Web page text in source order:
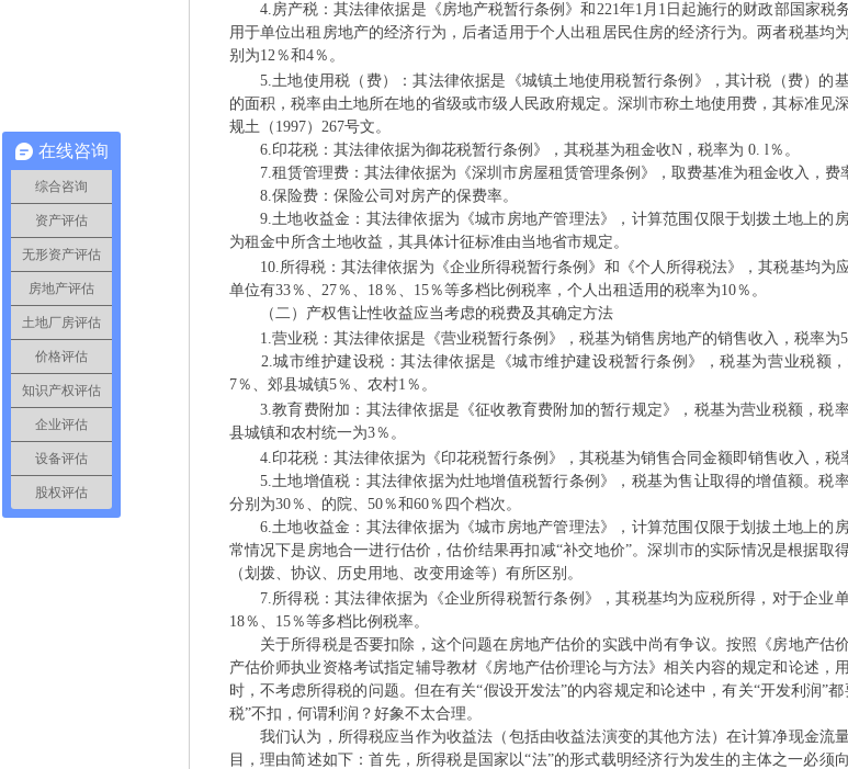
4.房产税：其法律依据是《房地产税暂行条例》和221年1月1日起施行的财政部国家税
用于单位出租房地产的经济行为，后者适用于个人出租居民住房的经济行为。两者税基均
别为12％和4％。
5.土地使用税（费）：其法律依据是《城镇土地使用税暂行条例》，其计税（费）的
的面积，税率由土地所在地的省级或市级人民政府规定。深圳市称土地使用费，其标准见
规土（1997）267号文。
6.印花税：其法律依据为御花税暂行条例》，其税基为租金收N，税率为 0. l％。
7.租赁管理费：其法律依据为《深圳市房屋租赁管理条例》，取费基准为租金收入，费
8.保险费：保险公司对房产的保费率。
9.土地收益金：其法律依据为《城市房地产管理法》，计算范围仅限于划拨土地上的
为租金中所含土地收益，其具体计征标准由当地省市规定。
10.所得税：其法律依据为《企业所得税暂行条例》和《个人所得税法》，其税基均为
单位有33％、27％、18％、15％等多档比例税率，个人出租适用的税率为10％。
（二）产权售让性收益应当考虑的税费及其确定方法, ^: e- s5 W) X) W
1.营业税：其法律依据是《营业税暂行条例》，税基为销售房地产的销售收入，税率为5
2.城市维护建设税：其法律依据是《城市维护建设税暂行条例》，税基为营业税额，
7％、郊县城镇5％、农村1％。
3.教育费附加：其法律依据是《征收教育费附加的暂行规定》，税基为营业税额，税
县城镇和农村统一为3％。
4.印花税：其法律依据为《印花税暂行条例》，其税基为销售合同金额即销售收入，税率
5.土地增值税：其法律依据为灶地增值税暂行条例》，税基为售让取得的增值额。税率
分别为30％、的院、50％和60％四个档次。
6.土地收益金：其法律依据为《城市房地产管理法》，计算范围仅限于划拔土地上的
常情况下是房地合一进行估价，估价结果再扣减“补交地价”。深圳市的实际情况是根据取
（划拨、协议、历史用地、改变用途等）有所区别。
7.所得税：其法律依据为《企业所得税暂行条例》，其税基均为应税所得，对于企业单
18％、15％等多档比例税率。
关于所得税是否要扣除，这个问题在房地产估价的实践中尚有争议。按照《房地产估
产估价师执业资格考试指定辅导教材《房地产估价理论与方法》相关内容的规定和论述，
时，不考虑所得税的问题。但在有关“假设开发法”的内容规定和论述中，有关“开发利润”
税”不扣，何谓利润？好象不太合理。
我们认为，所得税应当作为收益法（包括由收益法演变的其他方法）在计算净现金流
目，理由简述如下：首先，所得税是国家以“法”的形式载明经济行为发生的主体之一必须
在线咨询
综合咨询
资产评估
无形资产评估
房地产评估
土地厂房评估
价格评估
知识产权评估
企业评估
设备评估
股权评估